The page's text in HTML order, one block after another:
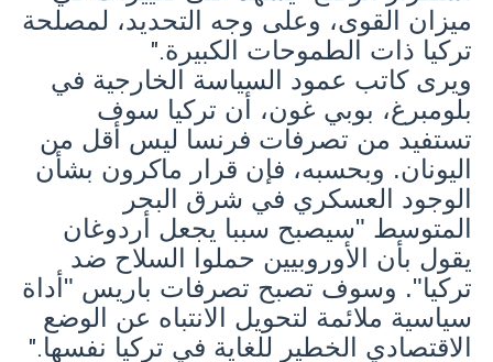
ميزان القوى، وعلى وجه التحديد، لمصلحة
تركيا ذات الطموحات الكبيرة".
ويرى كاتب عمود السياسة الخارجية في
بلومبرغ، بوبي غون، أن تركيا سوف
تستفيد من تصرفات فرنسا ليس أقل من
اليونان. وبحسبه، فإن قرار ماكرون بشأن
الوجود العسكري في شرق البحر
المتوسط ​​"سيصبح سببا يجعل أردوغان
يقول بأن الأوروبيين حملوا السلاح ضد
تركيا". وسوف تصبح تصرفات باريس "أداة
سياسية ملائمة لتحويل الانتباه عن الوضع
الاقتصادي الخطير للغاية في تركيا نفسها".